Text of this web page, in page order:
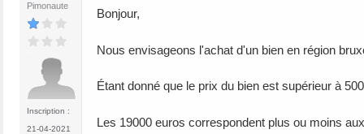
Pimonaute
Inscription :
21-04-2021
Bonjour,
Nous envisageons l'achat d'un bien en région
Étant donné que le prix du bien est supérieur à
Les 19000 euros correspondent plus ou moins